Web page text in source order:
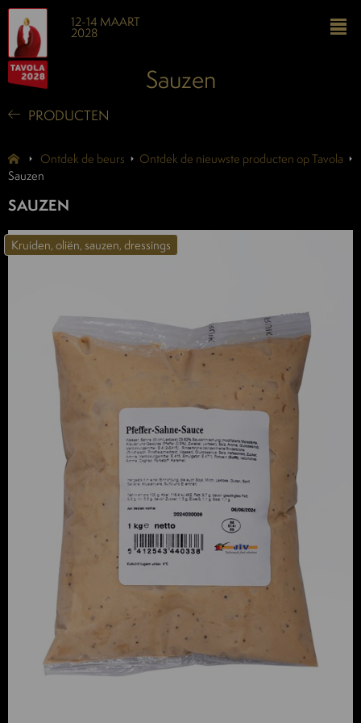
12-14 MAART
2028
Sauzen
PRODUCTEN
Ontdek de beurs
Ontdek de nieuwste producten op Tavola
Sauzen
SAUZEN
Kruiden, oliën, sauzen, dressings